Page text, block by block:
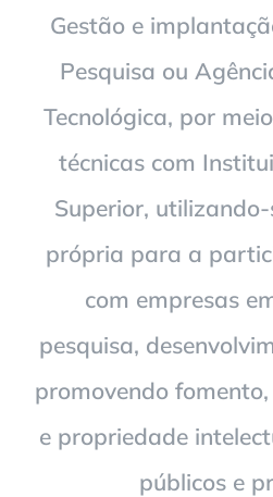
Gestão e
Pesquisa ou
Tecnológica, por
técnicas com
Superior,
própria para a
com empresas
pesquisa,
promovendo
e propriedade
públicos e